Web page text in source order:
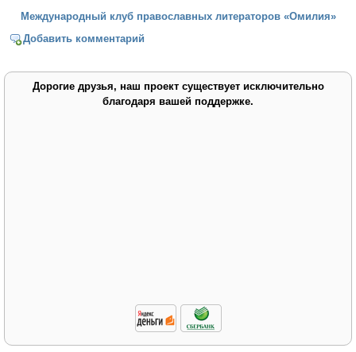
Международный клуб православных литераторов «Омилия»
Добавить комментарий
Дорогие друзья, наш проект существует исключительно
благодаря вашей поддержке.